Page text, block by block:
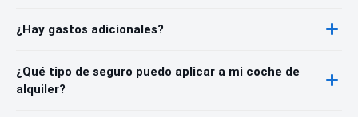
¿Hay gastos adicionales?
¿Qué tipo de seguro puedo aplicar a mi coche de
alquiler?